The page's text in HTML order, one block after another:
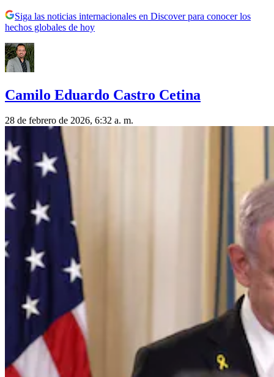
Siga las noticias internacionales en Discover para conocer los
hechos globales de hoy
Camilo Eduardo Castro Cetina
28 de febrero de 2026, 6:32 a. m.